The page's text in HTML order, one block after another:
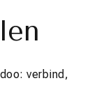
verbind,